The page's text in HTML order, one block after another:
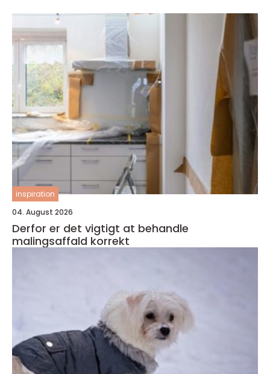
inspiration
04. August 2026
Derfor er det vigtigt at behandle
malingsaffald korrekt